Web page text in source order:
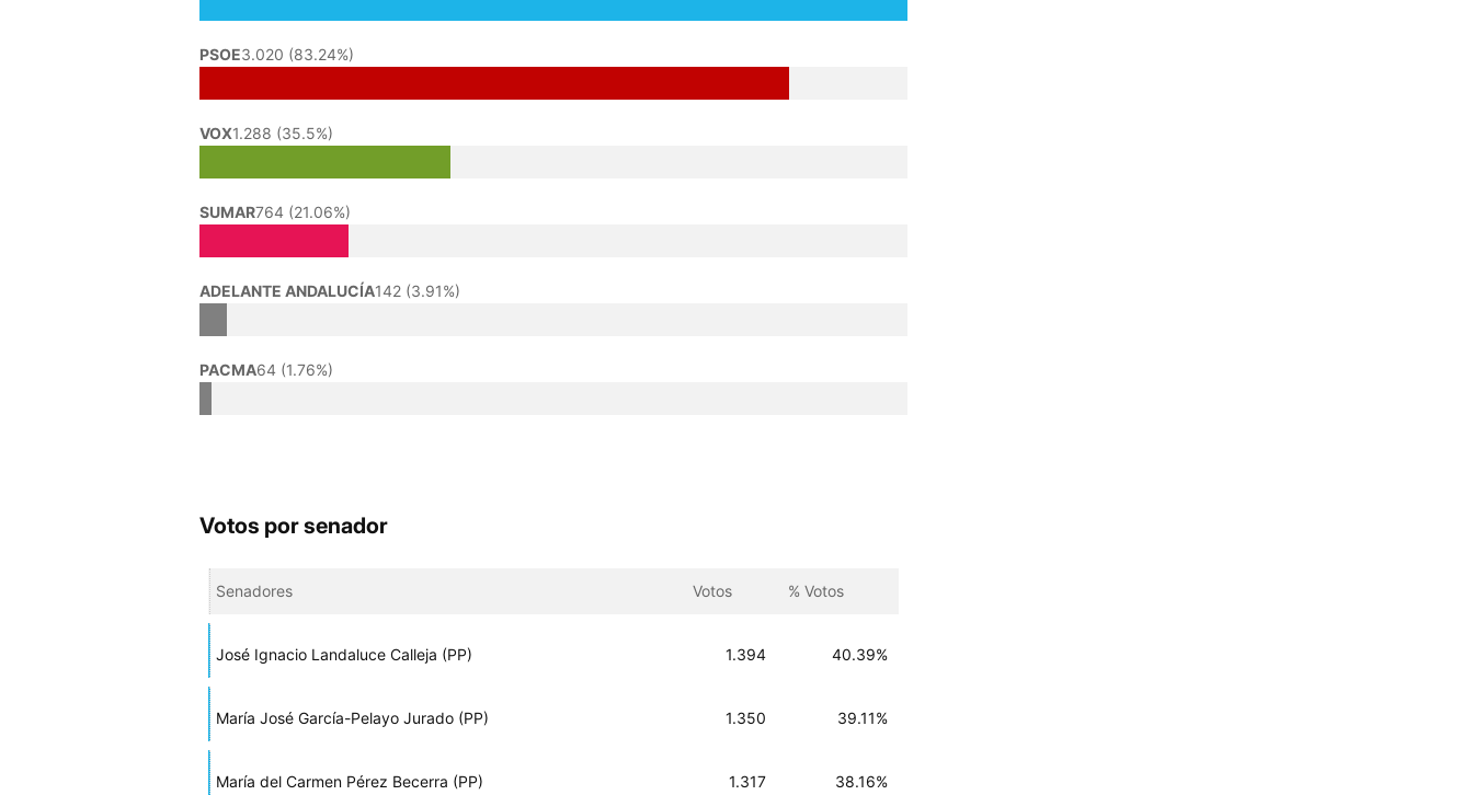
PSOE3.020 (83.24%)
VOX1.288 (35.5%)
SUMAR764 (21.06%)
ADELANTE ANDALUCÍA142 (3.91%)
PACMA64 (1.76%)
Votos por senador
Senadores Votos % Votos
José Ignacio Landaluce Calleja (PP) 1.394 40.39%
María José García-Pelayo Jurado (PP) 1.350 39.11%
María del Carmen Pérez Becerra (PP) 1.317 38.16%